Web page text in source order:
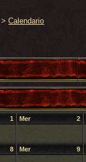
>Calendario
1 2
Mer
8 9
Mer